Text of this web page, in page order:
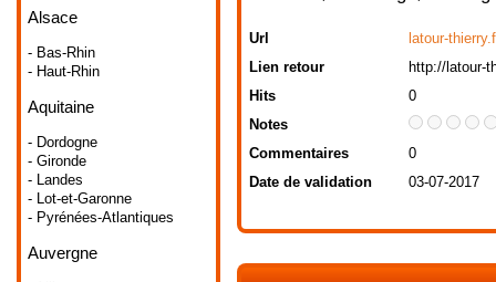
Alsace
- Bas-Rhin
- Haut-Rhin
Aquitaine
- Dordogne
- Gironde
- Landes
- Lot-et-Garonne
- Pyrénées-Atlantiques
Auvergne
Url
latour-
Lien retour
http://latour-
Hits
0
Notes
Commentaires
0
Date de validation
03-07-2017